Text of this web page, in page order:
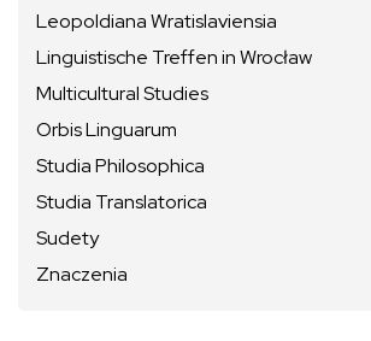
Leopoldiana Wratislaviensia
Linguistische Treffen in Wrocław
Multicultural Studies
Orbis Linguarum
Studia Philosophica
Studia Translatorica
Sudety
Znaczenia